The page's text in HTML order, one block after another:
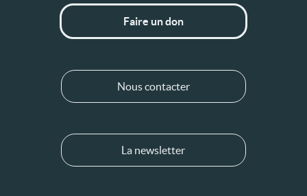
Faire un don
Nous contacter
La newsletter